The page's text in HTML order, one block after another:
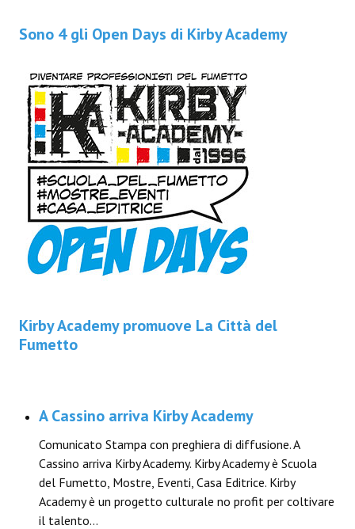
Sono 4 gli Open Days di Kirby Academy
Kirby Academy promuove La Città del
Fumetto
A Cassino arriva Kirby Academy
Comunicato Stampa con preghiera di diffusione. A
Cassino arriva Kirby Academy. Kirby Academy è Scuola
del Fumetto, Mostre, Eventi, Casa Editrice. Kirby
Academy è un progetto culturale no profit per coltivare
il talento…